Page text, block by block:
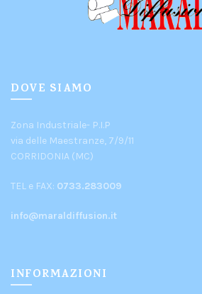
DOVE SIAMO
Zona Industriale- P.I.P
via delle Maestranze, 7/9/11
CORRIDONIA (MC)
TEL e FAX: 0733.283009
info@maraldiffusion.it
INFORMAZIONI